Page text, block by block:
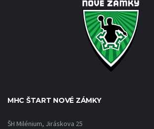
MHC ŠTART NOVÉ ZÁMKY
ŠH Milénium, Jiráskova 25